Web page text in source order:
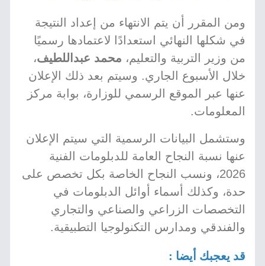
ومن المقرر أن يتم الانتهاء من إعداد النتيجة
في شكلها النهائي استعدادًا لاعتمادها رسميًا
من وزير التربية والتعليم، محمد عبداللطيف،
خلال الأسبوع الجاري. وسيتم بعد ذلك الإعلان
عنها عبر الموقع الرسمي للوزارة، بوابة مركز
المعلومات.
وستشمل البيانات الرسمية التي سيتم الإعلان
عنها نسبة النجاح العامة للدبلومات الفنية
2026، ونسب النجاح الخاصة بكل تخصص على
حدة، وكذلك أسماء أوائل الدبلومات في
التخصصات الزراعي والصناعي والتجاري
والفندقي ومدارس التكنولوجيا التطبيقية.
قد يعجبك أيضا :